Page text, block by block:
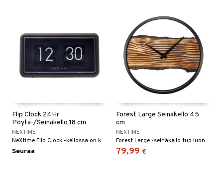
Flip Clock 24Hr
Pöytä-/Seinäkello 18 cm
NEXTIME
NeXtime Flip Clock -kellossa on klassinen ja aito muotoilu, jossa on siisti retrotunnelma. Voit helposti ripustaa tämän kellon seinälle tai asettaa sen pöydälle, mikä tekee siitä kauniin ja toimivan lisävarusteen kotiisi tai toimistoosi.
Seuraa
Forest Large Seinäkello 45
cm
NEXTIME
Forest Large -seinäkello tuo luonnon kotiisi. Tämä kaunis seinäkello on varustettu mustalla metallikehyksellä ja puusta valmistetulla kellotaululla. Koska kellotaulu on aitoa puuta, jokainen kello on ainutlaatuinen taideteos. Tämä kello antaa kaikille huoneille samalla kertaa sekä vankan että luonnollisen ilmeen.
79,99 €